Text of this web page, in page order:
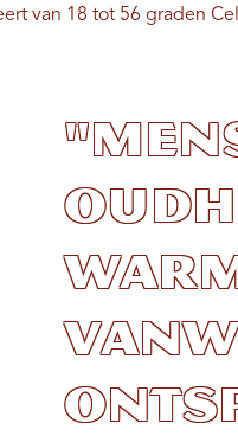
van 18 tot 56 graden